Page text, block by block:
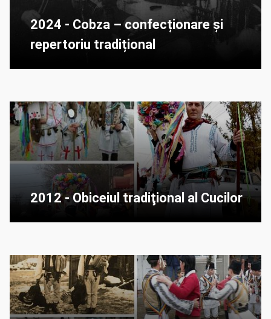
2024 - Cobza – confecționare și
repertoriu tradițional
2012 - Obiceiul tradiţional al Cucilor